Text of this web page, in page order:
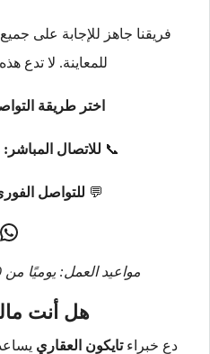
فريقنا جاهز للإجابة على
للمعاينة. لا تدع
اختر طريقة
📞 للاتصال المباشر:
💬 للتواصل
مواعيد العمل: يوميًا من 9 صباحًا حتى 9 مساءً.
هل أنت
دع خبراءتايكون العقاري